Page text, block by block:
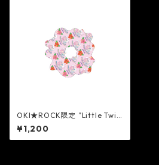
OKI★ROCK限定 ”Little Twin
Stars” シュシュ[PINK]
¥1,200